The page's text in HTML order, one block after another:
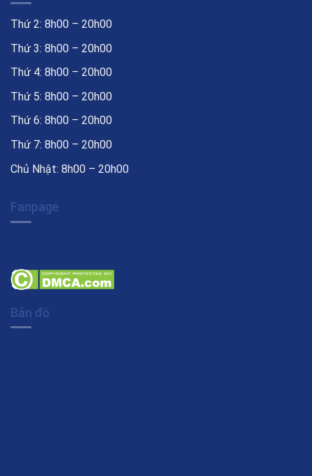
Thứ 2: 8h00 – 20h00
Thứ 3: 8h00 – 20h00
Thứ 4: 8h00 – 20h00
Thứ 5: 8h00 – 20h00
Thứ 6: 8h00 – 20h00
Thứ 7: 8h00 – 20h00
Chủ Nhật: 8h00 – 20h00
Fanpage
Bản đồ